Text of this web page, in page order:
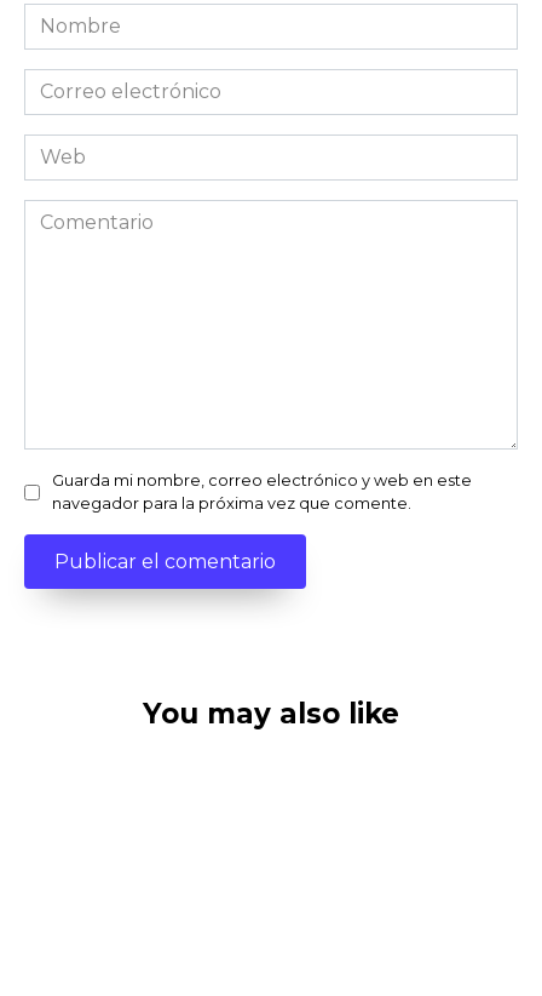
Nombre
*
Correo
electrónico
*Web
Comentario
Guarda mi nombre, correo electrónico y web en este
navegador para la próxima vez que comente.
You may also like